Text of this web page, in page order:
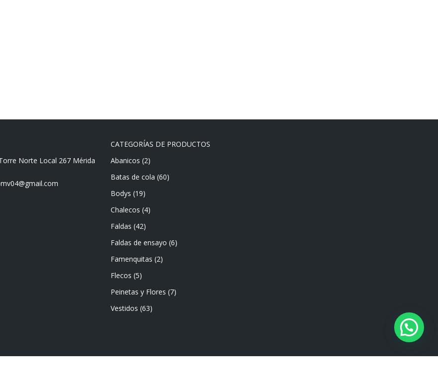
Norte Local 267 Mérida
CATEGORÍAS DE PRODUCTOS
Abanicos (2)
Batas de cola (60)
Bodys (19)
Chalecos (4)
Faldas (42)
Faldas de ensayo (6)
Famenquitas (2)
Flecos (5)
Peinetas y Flores (7)
Vestidos (63)